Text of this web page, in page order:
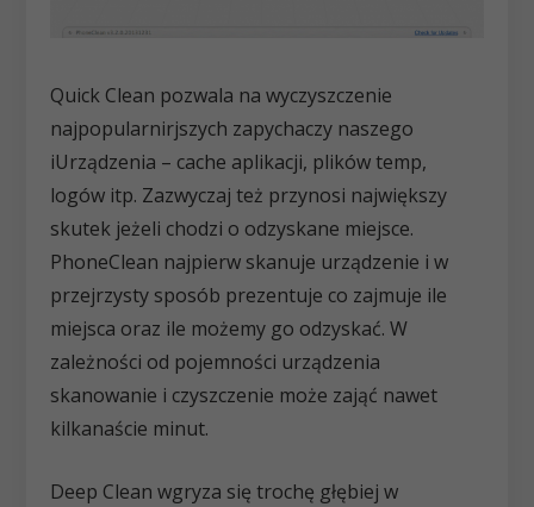
Quick Clean pozwala na wyczyszczenie
najpopularnirjszych zapychaczy naszego
iUrządzenia – cache aplikacji, plików temp,
logów itp. Zazwyczaj też przynosi największy
skutek jeżeli chodzi o odzyskane miejsce.
PhoneClean najpierw skanuje urządzenie i w
przejrzysty sposób prezentuje co zajmuje ile
miejsca oraz ile możemy go odzyskać. W
zależności od pojemności urządzenia
skanowanie i czyszczenie może zająć nawet
kilkanaście minut.
Deep Clean wgryza się trochę głębiej w